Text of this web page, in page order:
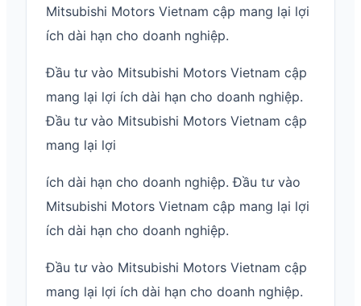
Mitsubishi Motors Vietnam cập mang lại lợi
ích dài hạn cho doanh nghiệp.
Đầu tư vào Mitsubishi Motors Vietnam cập
mang lại lợi ích dài hạn cho doanh nghiệp.
Đầu tư vào Mitsubishi Motors Vietnam cập
mang lại lợi
ích dài hạn cho doanh nghiệp. Đầu tư vào
Mitsubishi Motors Vietnam cập mang lại lợi
ích dài hạn cho doanh nghiệp.
Đầu tư vào Mitsubishi Motors Vietnam cập
mang lại lợi ích dài hạn cho doanh nghiệp.